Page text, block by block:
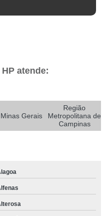
atende:
Minas Gerais
Região
Metropolitana de
Campinas